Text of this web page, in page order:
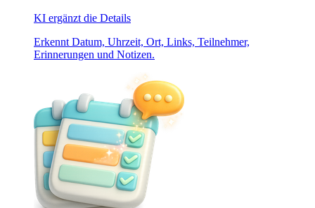
KI ergänzt die Details
Erkennt Datum, Uhrzeit, Ort, Links, Teilnehmer,
Erinnerungen und Notizen.